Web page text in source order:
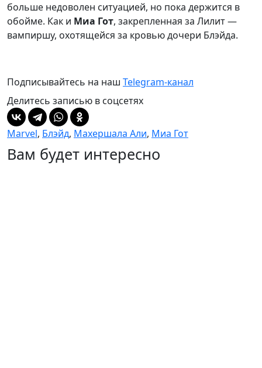
больше недоволен ситуацией, но пока держится в
обойме. Как и Миа Гот, закрепленная за Лилит —
вампиршу, охотящейся за кровью дочери Блэйда.
Подписывайтесь на наш Telegram-канал
Делитесь записью в соцсетях
Marvel, Блэйд, Махершала Али, Миа Гот
Вам будет интересно